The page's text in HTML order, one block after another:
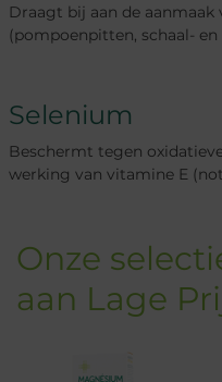
Draagt bij aan de
(pompoenpitten, schaal- en
Selenium
Beschermt tegen
werking van vitamine E
Onze
aan Lage